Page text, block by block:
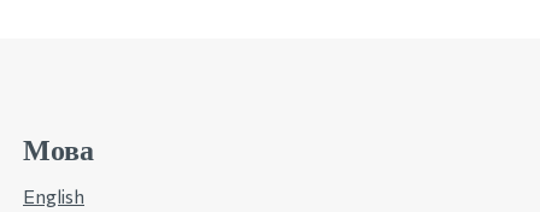
Мова
English